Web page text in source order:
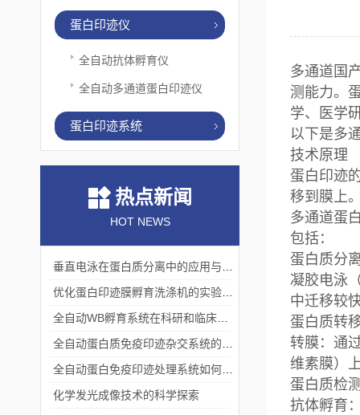
蛋白印迹仪
全自动抗体孵育仪
全自动多通道蛋白印迹仪
蛋白印迹系统
热点新闻
HOT NEWS
化学发光成像技术的科学探索
多通道国
测能力。
学、医学
以下是多
技术原理
蛋白印迹
移到膜上
多通道蛋
包括：
蛋白质分
凝胶电泳
中迁移较
蛋白质转
转膜：通
维素膜）
蛋白质检
抗体孵育